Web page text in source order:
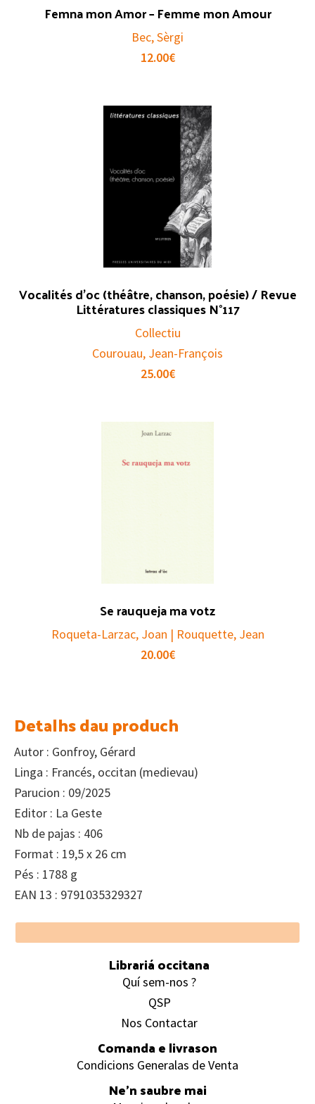
Femna mon Amor – Femme mon Amour
Bec, Sèrgi
12.00€
Vocalités d’oc (théâtre, chanson, poésie) / Revue
Littératures classiques N°117
Collectiu
Courouau, Jean-François
25.00€
Se rauqueja ma votz
Roqueta-Larzac, Joan | Rouquette, Jean
20.00€
Detalhs dau produch
Autor : Gonfroy, Gérard
Linga : Francés, occitan (medievau)
Parucion : 09/2025
Editor : La Geste
Nb de pajas : 406
Format : 19,5 x 26 cm
Pés : 1788 g
EAN 13 : 9791035329327
Footer
Librariá occitana
Quí sem-nos ?
QSP
Nos Contactar
Comanda e livrason
Condicions Generalas de Venta
Ne’n saubre mai